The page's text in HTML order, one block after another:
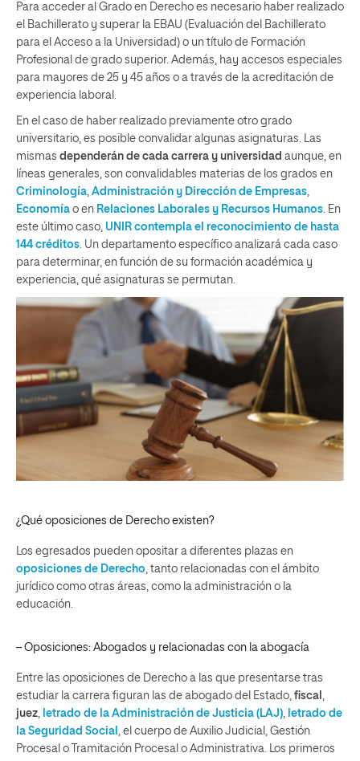
Para acceder al Grado en Derecho es necesario haber realizado
el Bachillerato y superar la EBAU (Evaluación del Bachillerato
para el Acceso a la Universidad) o un título de Formación
Profesional de grado superior. Además, hay accesos especiales
para mayores de 25 y 45 años o a través de la acreditación de
experiencia laboral.
En el caso de haber realizado previamente otro grado
universitario, es posible convalidar algunas asignaturas. Las
mismas dependerán de cada carrera y universidad aunque, en
líneas generales, son convalidables materias de los grados en
Criminología Administración y Dirección de Empresas
Economía o en Relaciones Laborales y Recursos Humanos . En
este último caso, UNIR contempla el reconocimiento de hasta
144 créditos . Un departamento específico analizará cada caso
para determinar, en función de su formación académica y
experiencia, qué asignaturas se permutan.
¿Qué oposiciones de Derecho existen?
Los egresados pueden opositar a diferentes plazas en
oposiciones de Derecho, tanto relacionadas con el ámbito
jurídico como otras áreas, como la administración o la
educación.
– Oposiciones: Abogados y relacionadas con la abogacía
Entre las oposiciones de Derecho a las que presentarse tras
estudiar la carrera figuran las de abogado del Estado, fiscal ,
juez, letrado de la Administración de Justicia (LAJ), letrado de
la Seguridad Social , el cuerpo de Auxilio Judicial, Gestión
Procesal o Tramitación Procesal o Administrativa. Los primeros